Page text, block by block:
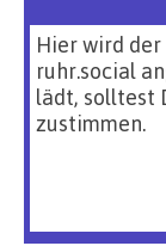
Hier wird
ruhr.social
lädt, solltest
zustimmen.